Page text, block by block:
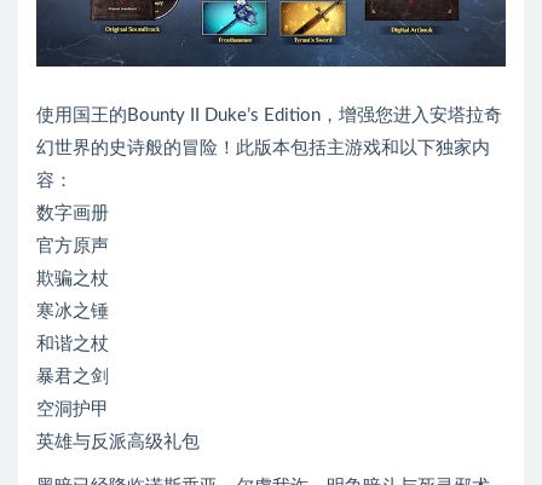
使用国王的Bounty II Duke’s Edition，增强您进入安塔拉奇
幻世界的史诗般的冒险！此版本包括主游戏和以下独家内
容：
数字画册
官方原声
欺骗之杖
寒冰之锤
和谐之杖
暴君之剑
空洞护甲
英雄与反派高级礼包